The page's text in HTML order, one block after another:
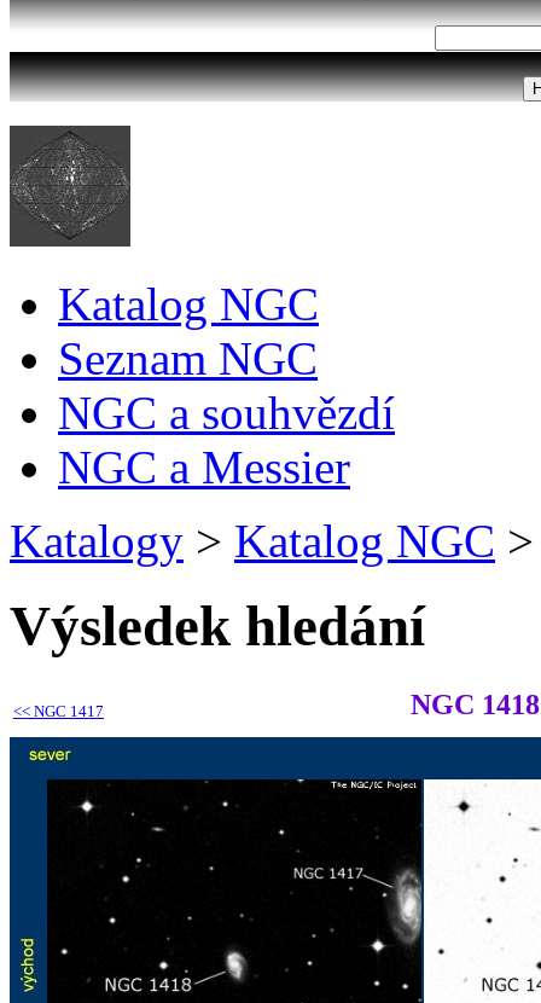
Katalog NGC
Seznam NGC
NGC a souhvězdí
NGC a Messier
Katalogy > Katalog NGC >
Výsledek hledání
<< NGC 1417 NGC 1418